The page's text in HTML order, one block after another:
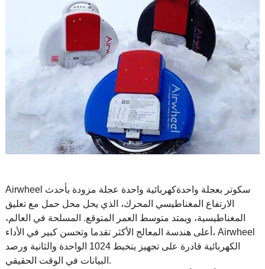
Airwheel سكوتر بعجلة واحدةكهربائية واحدة عجلة مزودة بأحدث
الارتفاع المغناطيسي المحرك، الذي يحل محل حمل مع تعليق
المغناطيسية، ويمتد متوسط العمر المتوقع. المسلحة في العالم،
أعلى هندسة المعالج الأكثر تقدما وتحسن كبير في الأداء، Airwheel
الكهربائية قادرة على تجهيز يتخبط 1024 الواحدة والثانية ورصد
البيانات في الوقت الحقيقي.